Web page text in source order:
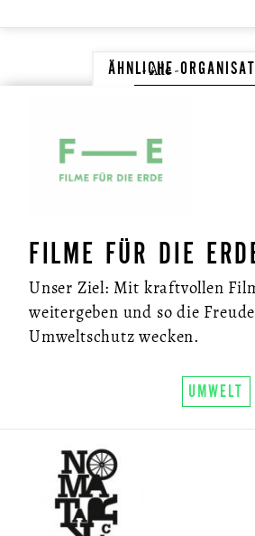
ÄHNLICHE
FILME FÜR DIE
Unser Ziel: Mit kraftvollen
weitergeben und so die
Umweltschutz wecken.
UMWELT